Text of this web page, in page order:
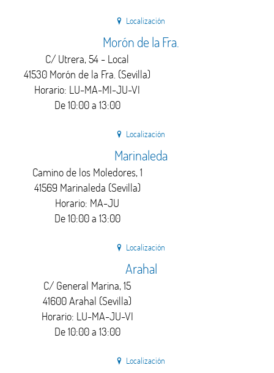
Localización
Morón de la Fra.
C/ Utrera, 54 - Local
41530 Morón de la Fra. (Sevilla)
Horario: LU-MA-MI-JU-VI
De 10:00 a 13:00
Localización
Marinaleda
Camino de los Moledores, 1
41569 Marinaleda (Sevilla)
Horario: MA-JU
De 10:00 a 13:00
Localización
Arahal
C/ General Marina, 15
41600 Arahal (Sevilla)
Horario: LU-MA-JU-VI
De 10:00 a 13:00
Localización